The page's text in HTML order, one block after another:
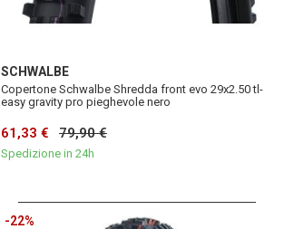
SCHWALBE
Copertone Schwalbe Shredda front evo 29x2.50 tl-
easy gravity pro pieghevole nero
61,33 € 79,90 €
Spedizione in 24h
-22%